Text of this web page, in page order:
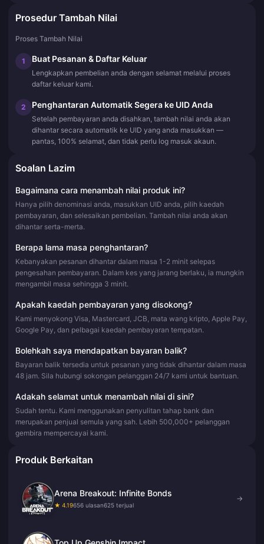
Prosedur Tambah Nilai
Proses Tambah Nilai
1 Buat Pesanan & Daftar Keluar
Lengkapkan pembelian anda dengan selamat melalui proses
daftar keluar kami.
2 Penghantaran Automatik Segera ke UID Anda
Setelah pembayaran anda disahkan, tambah nilai anda akan
dihantar secara automatik ke UID yang anda masukkan —
pantas, 100% selamat, dan tidak perlu log masuk akaun.
Soalan Lazim
Bagaimana cara menambah nilai produk ini?
Hanya pilih denominasi anda, masukkan UID anda, pilih kaedah
pembayaran, dan selesaikan pembelian. Tambah nilai anda akan
dihantar serta-merta.
Berapa lama masa penghantaran?
Kebanyakan pesanan dihantar dalam masa 1-2 minit selepas
pengesahan pembayaran. Dalam kes yang jarang berlaku, ia mungkin
mengambil masa sehingga 3 minit.
Apakah kaedah pembayaran yang disokong?
Kami menyokong Visa, Mastercard, JCB, mata wang kripto, Apple Pay,
Google Pay, dan pelbagai kaedah pembayaran tempatan.
Bolehkah saya mendapatkan bayaran balik?
Bayaran balik tersedia untuk pesanan yang tidak dihantar dalam masa
48 jam. Sila hubungi sokongan pelanggan 24/7 kami untuk bantuan.
Adakah selamat untuk menambah nilai di sini?
Sudah tentu. Kami menggunakan penyulitan tahap bank dan
merupakan penjual semula yang sah. Lebih 500,000+ pelanggan
gembira mempercayai kami.
Produk Berkaitan
Arena Breakout: Infinite Bonds
★ 4.19656 ulasan625 terjual
→